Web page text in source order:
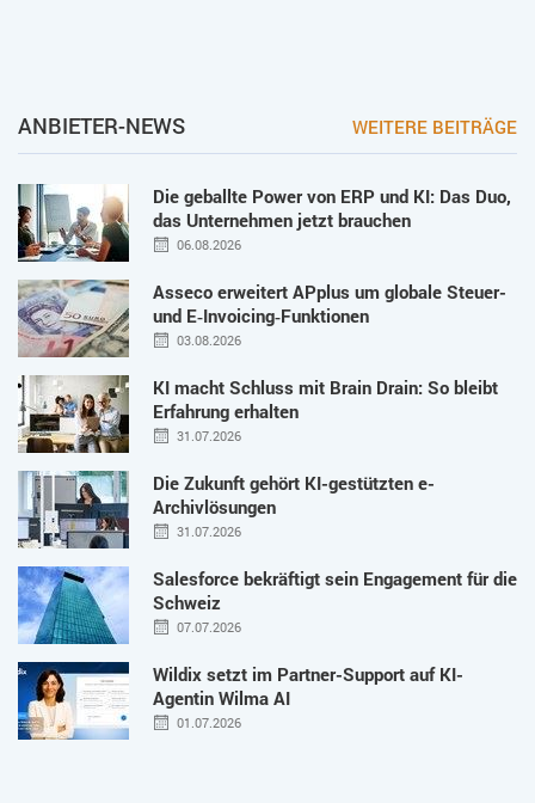
ANBIETER-NEWS WEITERE BEITRÄGE
Die geballte Power von ERP und KI: Das Duo,
das Unternehmen jetzt brauchen
06.08.2026
Asseco erweitert APplus um globale Steuer-
und E‑Invoicing‑Funktionen
03.08.2026
KI macht Schluss mit Brain Drain: So bleibt
Erfahrung erhalten
31.07.2026
Die Zukunft gehört KI-gestützten e-
Archivlösungen
31.07.2026
Salesforce bekräftigt sein Engagement für die
Schweiz
07.07.2026
Wildix setzt im Partner-Support auf KI-
Agentin Wilma AI
01.07.2026